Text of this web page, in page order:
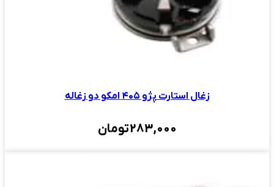
زغال استارت پژو ۴۰۵ امکو دو زغاله
283,000تومان